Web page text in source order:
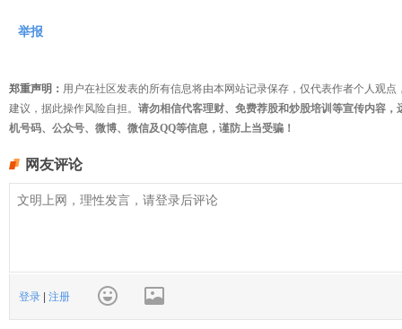
举报
郑重声明： 用户在社区发表的所有信息将由本网站记录保存，仅代表作者个人观
建议，据此操作风险自担。 请勿相信代客理财、免费荐股和炒股培训等宣传内容
机号码、公众号、微博、微信及QQ等信息，谨防上当受骗！
网友评论
登录 注册